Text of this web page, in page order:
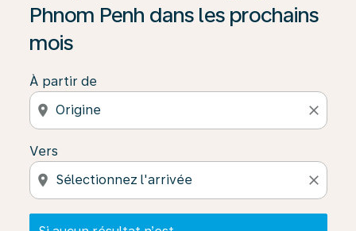
Phnom Penh dans les prochains
mois
À partir de
location_on close
Vers
location_on close